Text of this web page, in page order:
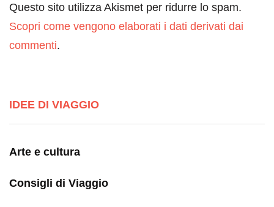
Questo sito utilizza Akismet per ridurre lo spam.
Scopri come vengono elaborati i dati derivati dai
commenti.
IDEE DI VIAGGIO
Arte e cultura
Consigli di Viaggio